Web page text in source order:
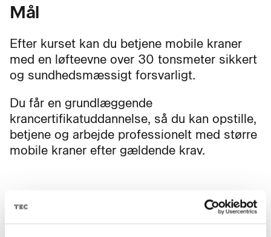
Mål
Efter kurset kan du betjene mobile kraner
med en løfteevne over 30 tonsmeter sikkert
og sundhedsmæssigt forsvarligt.
Du får en grundlæggende
krancertifikatuddannelse, så du kan opstille,
betjene og arbejde professionelt med større
mobile kraner efter gældende krav.
Fag til kurset